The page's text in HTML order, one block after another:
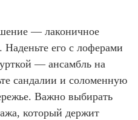
— лаконичное
его с лоферами
— ансамбль на
сандалии и соломенную
Важно выбирать
который держит